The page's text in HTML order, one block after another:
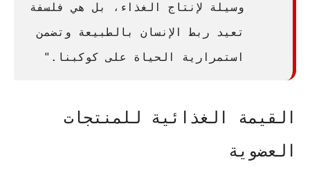
وسيلة لإنتاج الغذاء، بل هي فلسفة
تعيد ربط الإنسان بالطبيعة وتضمن
استمرارية الحياة على كوكبنا."
القيمة الغذائية للمنتجات
العضوية